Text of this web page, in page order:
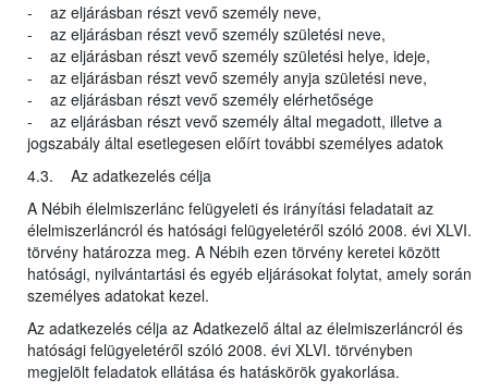
- az eljárásban részt vevő személy neve,
- az eljárásban részt vevő személy születési neve,
- az eljárásban részt vevő személy születési helye, ideje,
- az eljárásban részt vevő személy anyja születési neve,
- az eljárásban részt vevő személy elérhetősége
- az eljárásban részt vevő személy által megadott, illetve a
jogszabály által esetlegesen előírt további személyes adatok
4.3. Az adatkezelés célja
A Nébih élelmiszerlánc felügyeleti és irányítási feladatait az
élelmiszerláncról és hatósági felügyeletéről szóló 2008. évi XLVI.
törvény határozza meg. A Nébih ezen törvény keretei között
hatósági, nyilvántartási és egyéb eljárásokat folytat, amely során
személyes adatokat kezel.
Az adatkezelés célja az Adatkezelő által az élelmiszerláncról és
hatósági felügyeletéről szóló 2008. évi XLVI. törvényben
megjelölt feladatok ellátása és hatáskörök gyakorlása.